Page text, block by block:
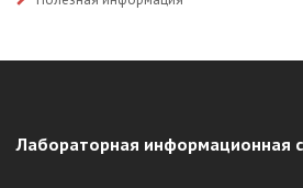
Лабораторная информационная